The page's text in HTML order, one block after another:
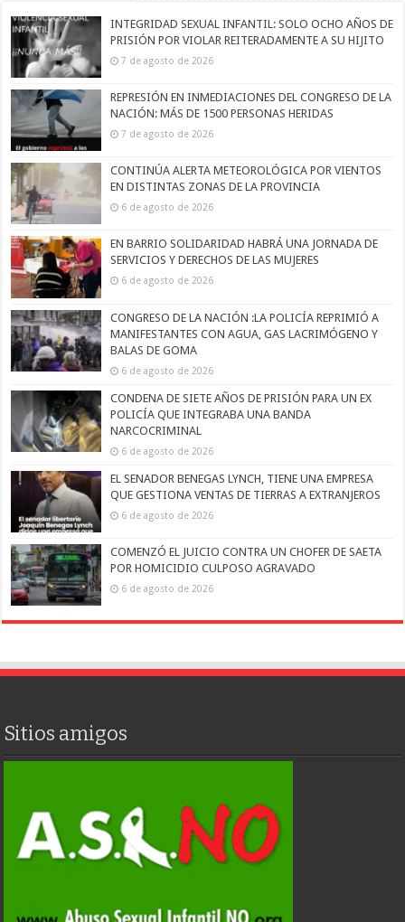
INTEGRIDAD SEXUAL INFANTIL: SOLO OCHO AÑOS DE
PRISIÓN POR VIOLAR REITERADAMENTE A SU HIJITO
7 de agosto de 2026
REPRESIÓN EN INMEDIACIONES DEL CONGRESO DE LA
NACIÓN: MÁS DE 1500 PERSONAS HERIDAS
7 de agosto de 2026
CONTINÚA ALERTA METEOROLÓGICA POR VIENTOS
EN DISTINTAS ZONAS DE LA PROVINCIA
6 de agosto de 2026
EN BARRIO SOLIDARIDAD HABRÁ UNA JORNADA DE
SERVICIOS Y DERECHOS DE LAS MUJERES
6 de agosto de 2026
CONGRESO DE LA NACIÓN :LA POLICÍA REPRIMIÓ A
MANIFESTANTES CON AGUA, GAS LACRIMÓGENO Y
BALAS DE GOMA
6 de agosto de 2026
CONDENA DE SIETE AÑOS DE PRISIÓN PARA UN EX
POLICÍA QUE INTEGRABA UNA BANDA
NARCOCRIMINAL
6 de agosto de 2026
EL SENADOR BENEGAS LYNCH, TIENE UNA EMPRESA
QUE GESTIONA VENTAS DE TIERRAS A EXTRANJEROS
6 de agosto de 2026
COMENZÓ EL JUICIO CONTRA UN CHOFER DE SAETA
POR HOMICIDIO CULPOSO AGRAVADO
6 de agosto de 2026
Sitios amigos